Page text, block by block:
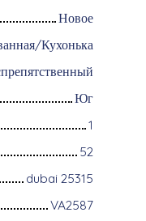
Новое
Кухонька
Юг
1
52
dubai 25315
VA2587